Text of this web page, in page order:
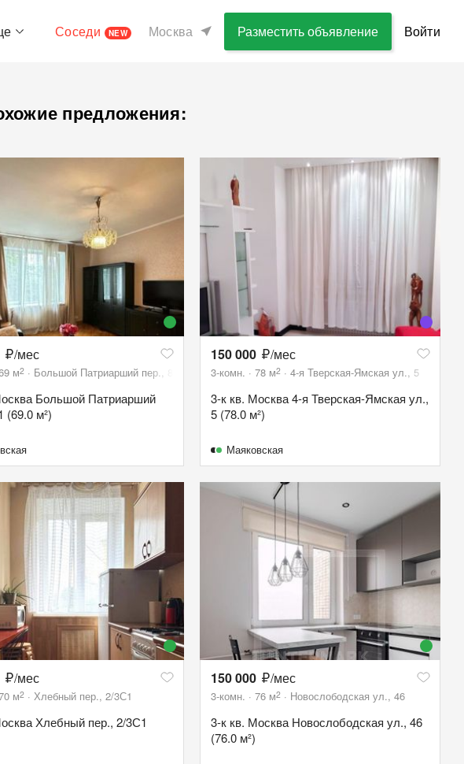
Соседи NEW Москва Разместить объявление Войти
предложения:
/мес
м2 Большой Патриарший пер., 8С1
Большой Патриарший
(69.0 м²)
150 000 /мес
3-комн. 78 м2 4-я Тверская-Ямская ул., 5
3-к кв. Москва 4-я Тверская-Ямская ул.,
5 (78.0 м²)
Маяковская
/мес
м2 Хлебный пер., 2/3С1
Хлебный пер., 2/3С1
150 000 /мес
3-комн. 76 м2 Новослободская ул., 46
3-к кв. Москва Новослободская ул., 46
(76.0 м²)